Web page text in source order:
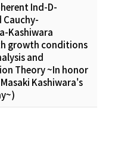
Ind-D-
Cauchy-
Kashiwara
growth conditions
and
Theory ~In honor
Kashiwara's